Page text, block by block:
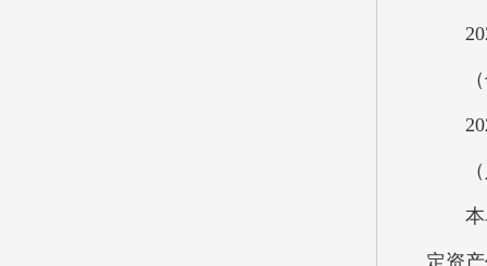
2020
（七
（八
本单
定资